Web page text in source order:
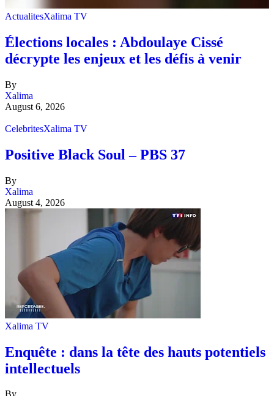
ActualitesXalima TV
Élections locales : Abdoulaye Cissé
décrypte les enjeux et les défis à venir
By
Xalima
August 6, 2026
CelebritesXalima TV
Positive Black Soul – PBS 37
By
Xalima
August 4, 2026
Xalima TV
Enquête : dans la tête des hauts potentiels
intellectuels